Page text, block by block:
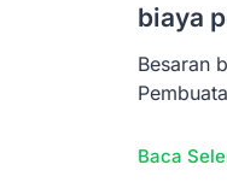
biaya
Besaran
Baca